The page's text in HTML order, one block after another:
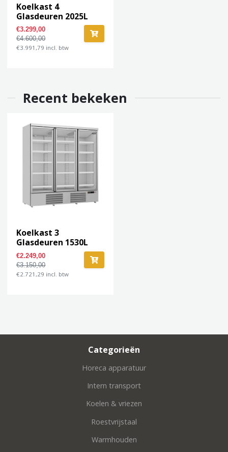
Koelkast 4
Glasdeuren 2025L
JDE-2025R
€3.299,00
€4.600,00
€3.991,79 incl. btw
Recent bekeken
Koelkast 3
Glasdeuren 1530L
JDE-1530R
€2.249,00
€3.150,00
€2.721,29 incl. btw
Categorieën
Horeca apparatuur
Intern transport
Koelen & vriezen
Roestvrijstaal
Warmhouden